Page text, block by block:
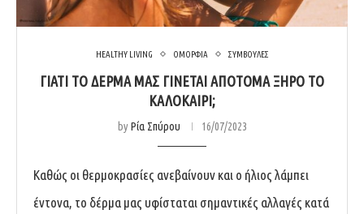
HEALTHY LIVING ΟΜΟΡΦΙΑ ΣΥΜΒΟΥΛΕΣ
ΓΙΑΤΙ ΤΟ ΔΕΡΜΑ ΜΑΣ ΓΙΝΕΤΑΙ ΑΠΟΤΟΜΑ ΞΗΡΟ ΤΟ
ΚΑΛΟΚΑΙΡΙ;
byΡία Σπύρου 16/07/2023
Καθώς οι θερμοκρασίες ανεβαίνουν και ο ήλιος λάμπει
έντονα, το δέρμα μας υφίσταται σημαντικές αλλαγές κατά